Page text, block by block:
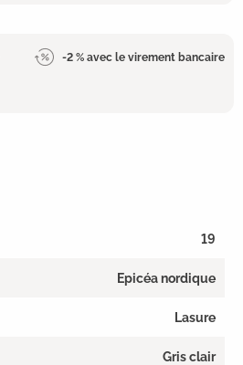
-2 % avec le virement bancaire
19
Epicéa nordique
Lasure
Gris clair